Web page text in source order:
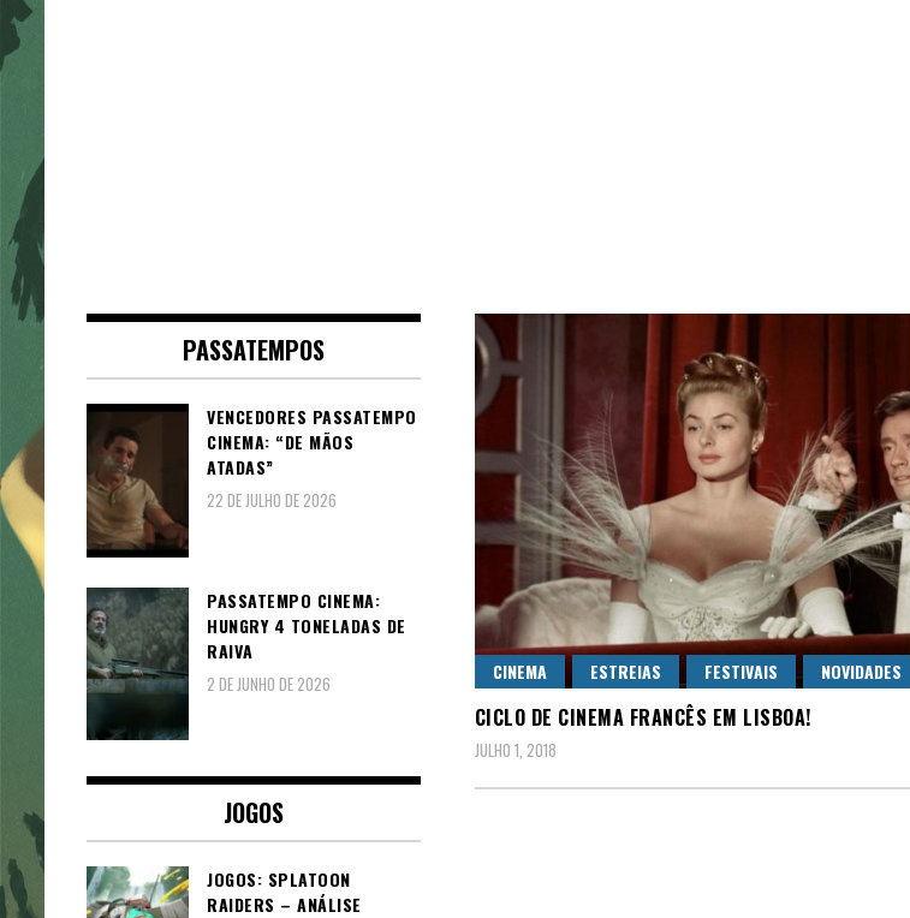
CINEMA ESTREIAS FESTIVAIS NOVIDADES
CICLO DE CINEMA FRANCÊS EM LISBOA!
JULHO 1, 2018
PASSATEMPOS
VENCEDORES PASSATEMPO
CINEMA: “DE MÃOS
ATADAS”
22 DE JULHO DE 2026
PASSATEMPO CINEMA:
HUNGRY 4 TONELADAS DE
RAIVA
2 DE JUNHO DE 2026
JOGOS
JOGOS: SPLATOON
RAIDERS – ANÁLISE